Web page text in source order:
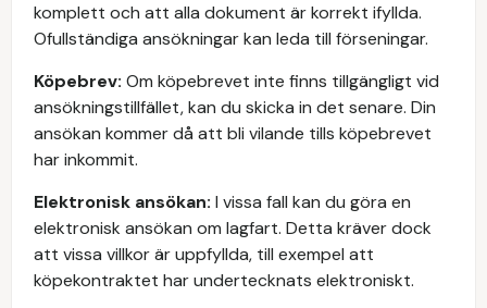
komplett och att alla dokument är korrekt ifyllda.
Ofullständiga ansökningar kan leda till förseningar.
Köpebrev: Om köpebrevet inte finns tillgängligt vid
ansökningstillfället, kan du skicka in det senare. Din
ansökan kommer då att bli vilande tills köpebrevet
har inkommit.
Elektronisk ansökan: I vissa fall kan du göra en
elektronisk ansökan om lagfart. Detta kräver dock
att vissa villkor är uppfyllda, till exempel att
köpekontraktet har undertecknats elektroniskt.